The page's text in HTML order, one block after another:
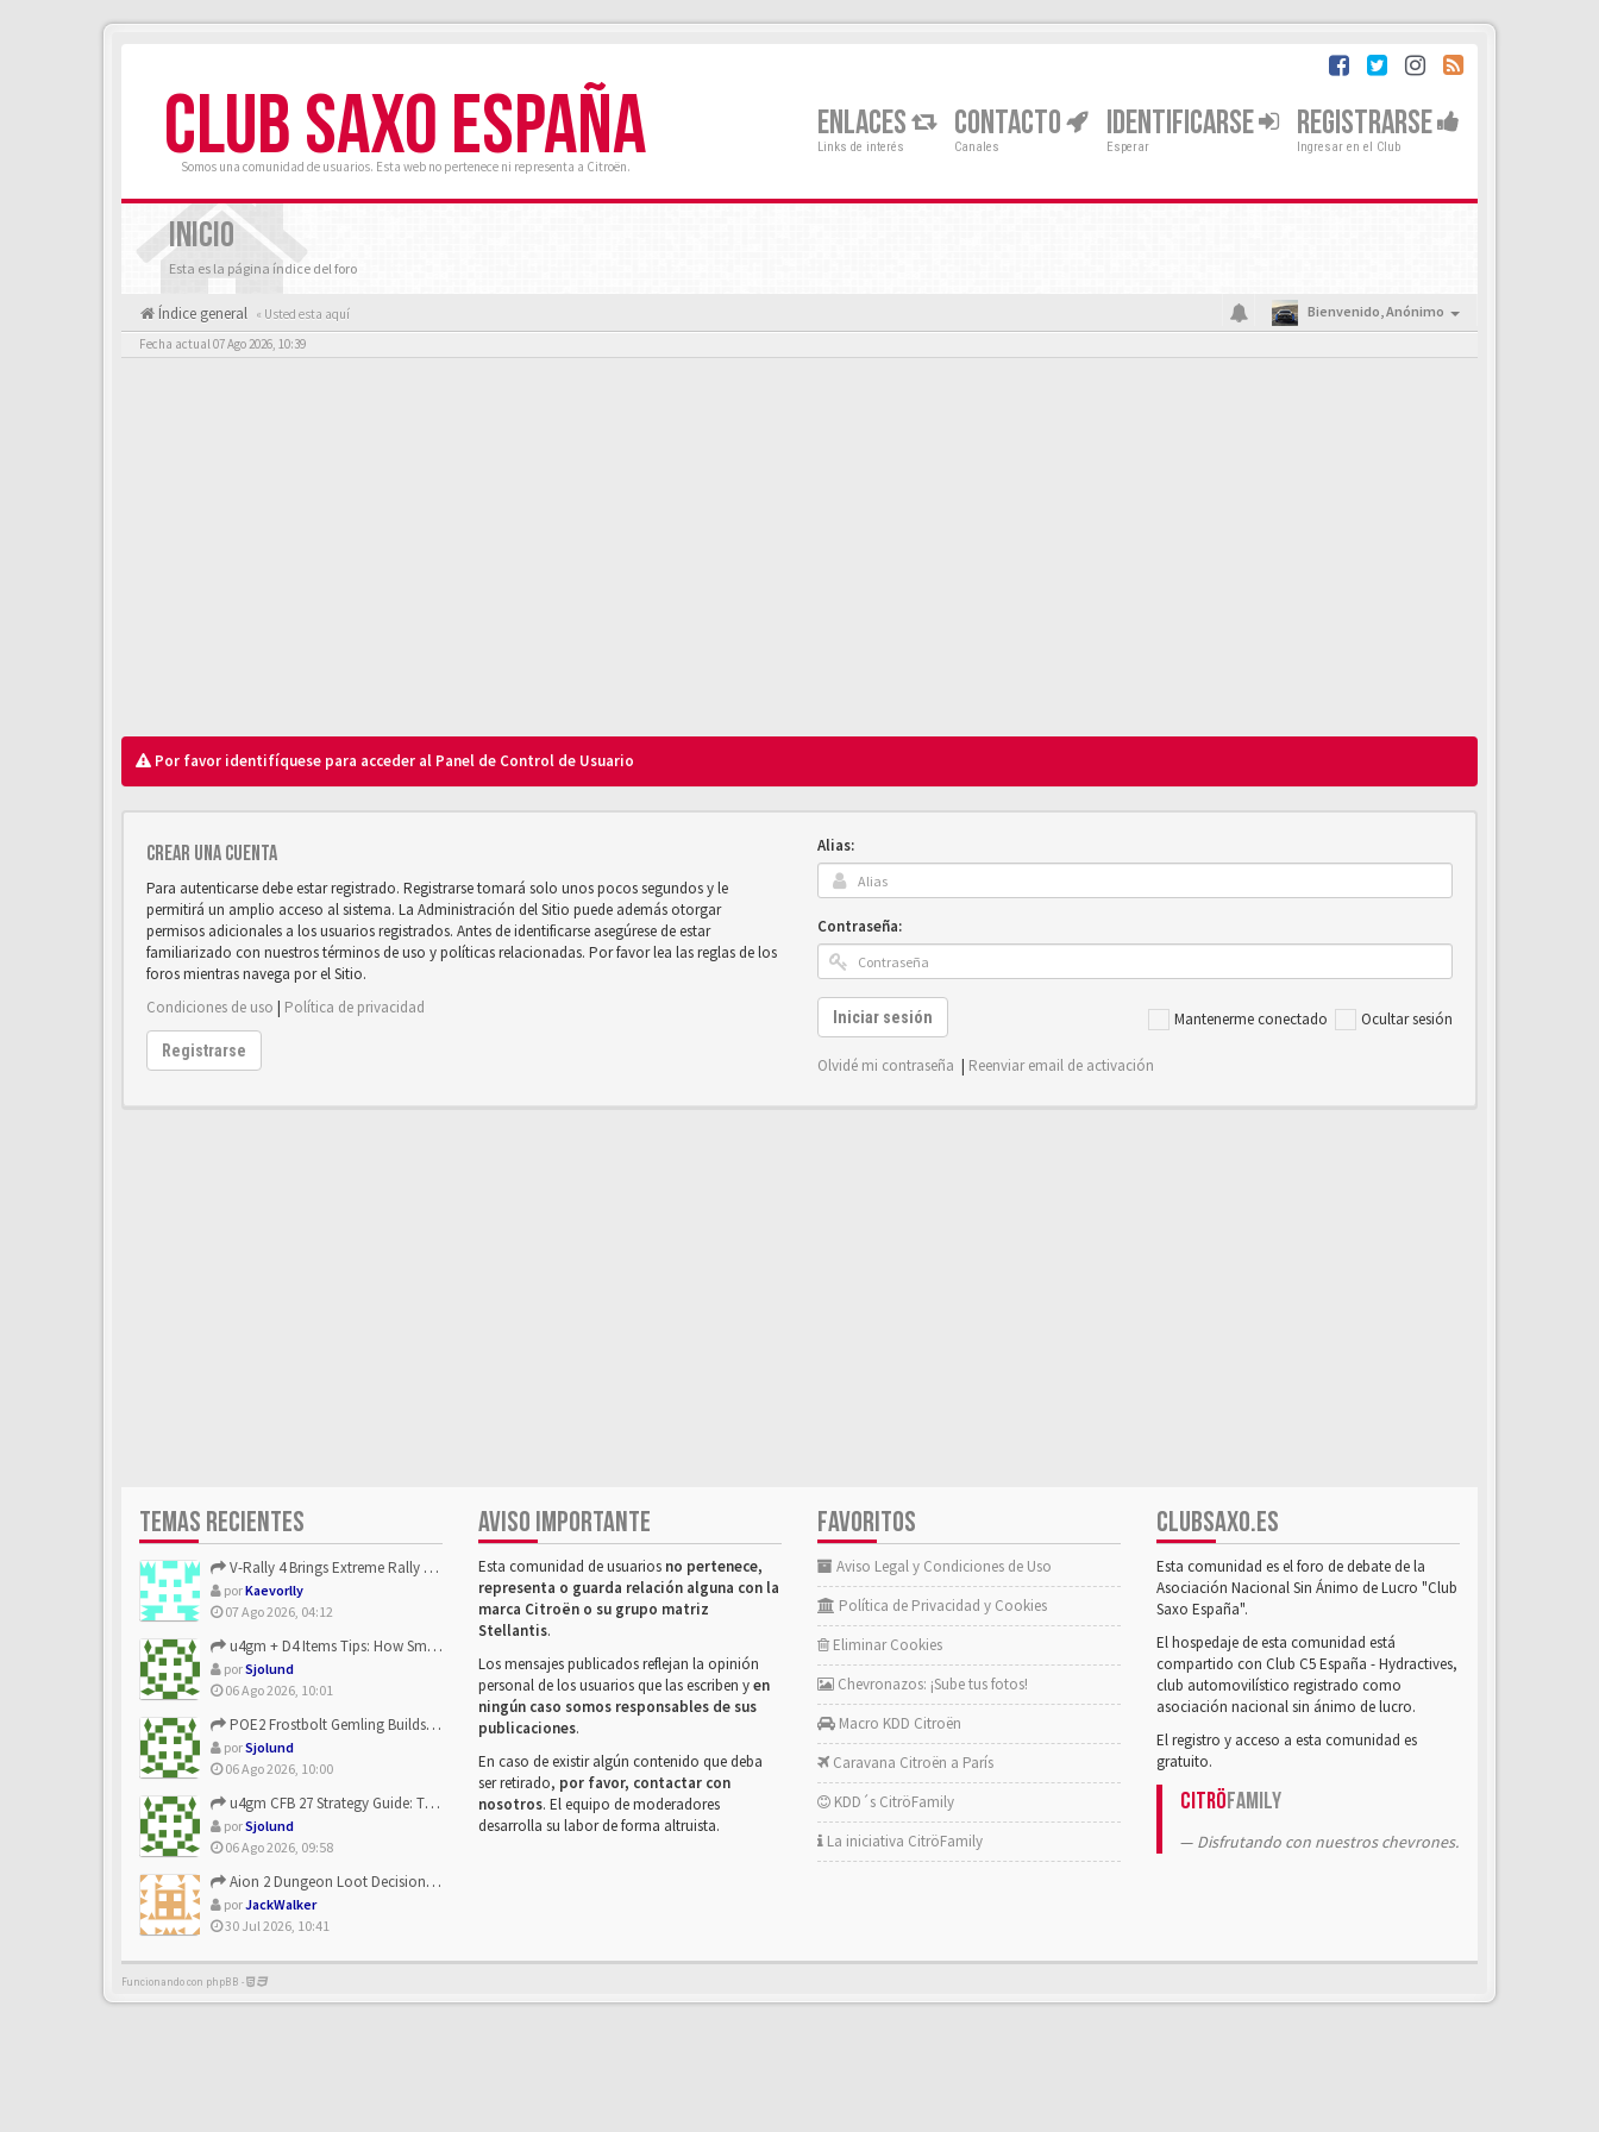
CLUB SAXO ESPAÑA
Somos una comunidad de usuarios. Esta web no pertenece ni representa a Citroën.
ENLACES
Links de interés
CONTACTO
Canales
IDENTIFICARSE
Esperar
REGISTRARSE
Ingresar en el Club
INICIO
Esta es la página índice del foro
Índice general « Usted esta aquí Bienvenido,Anónimo
Fecha actual 07 Ago 2026, 10:39
Por favor identifíquese para acceder al Panel de Control de Usuario
Crear una cuenta
Para autenticarse debe estar registrado. Registrarse tomará solo unos pocos segundos y le
permitirá un amplio acceso al sistema. La Administración del Sitio puede además otorgar
permisos adicionales a los usuarios registrados. Antes de identificarse asegúrese de estar
familiarizado con nuestros términos de uso y políticas relacionadas. Por favor lea las reglas de los
foros mientras navega por el Sitio.
Condiciones de uso | Política de privacidad
Registrarse
Alias:
Contraseña:
Mantenerme conectado Ocultar sesión
Iniciar sesión
Olvidé mi contraseña | Reenviar email de activación
TEMAS RECIENTES
V-Rally 4 Brings Extreme Rally Racing With Challenging Track...
porKaevorlly
07 Ago 2026, 04:12
u4gm + D4 Items Tips: How Smart Players Optimize Gear, Build...
porSjolund
06 Ago 2026, 10:01
POE2 Frostbolt Gemling Builds Get Stronger With u4gm’s Ice C...
porSjolund
06 Ago 2026, 10:00
u4gm CFB 27 Strategy Guide: The Toxic Offensive Scheme Your ...
porSjolund
06 Ago 2026, 09:58
Aion 2 Dungeon Loot Decisions: Smarter Runs With U4N
porJackWalker
30 Jul 2026, 10:41
AVISO IMPORTANTE
Esta comunidad de usuarios no pertenece,
representa o guarda relación alguna con la
marca Citroën o su grupo matriz
Stellantis.
Los mensajes publicados reflejan la opinión
personal de los usuarios que las escriben yen
ningún caso somos responsables de sus
publicaciones.
En caso de existir algún contenido que deba
ser retirado, por favor, contactar con
nosotros. El equipo de moderadores
desarrolla su labor de forma altruista.
FAVORITOS
Aviso Legal y Condiciones de Uso
Política de Privacidad y Cookies
Eliminar Cookies
Chevronazos: ¡Sube tus fotos!
Macro KDD Citroën
Caravana Citroën a París
KDD´s CitröFamily
La iniciativa CitröFamily
CLUBSAXO.ES
Esta comunidad es el foro de debate de la
Asociación Nacional Sin Ánimo de Lucro "Club
Saxo España".
El hospedaje de esta comunidad está
compartido con Club C5 España - Hydractives,
club automovilístico registrado como
asociación nacional sin ánimo de lucro.
El registro y acceso a esta comunidad es
gratuito.
CitröFamily
Disfrutando con nuestros chevrones.
Funcionando con phpBB -